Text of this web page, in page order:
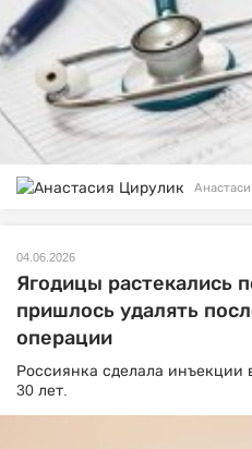
04.06.2026
Ягодицы растекались
пришлось удалять
операции
Россиянка сделала инъекции
30 лет.